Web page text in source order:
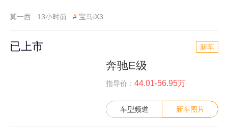
莫一西 13小时前 # 宝马iX3
已上市 新车
奔驰E级
指导价： 44.01-56.95万
车型频道 新车图片